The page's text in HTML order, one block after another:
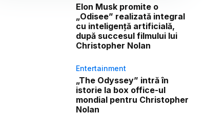
Elon Musk promite o
„Odisee” realizată integral
cu inteligență artificială,
după succesul filmului lui
Christopher Nolan
Entertainment
„The Odyssey” intră în
istorie la box office-ul
mondial pentru Christopher
Nolan